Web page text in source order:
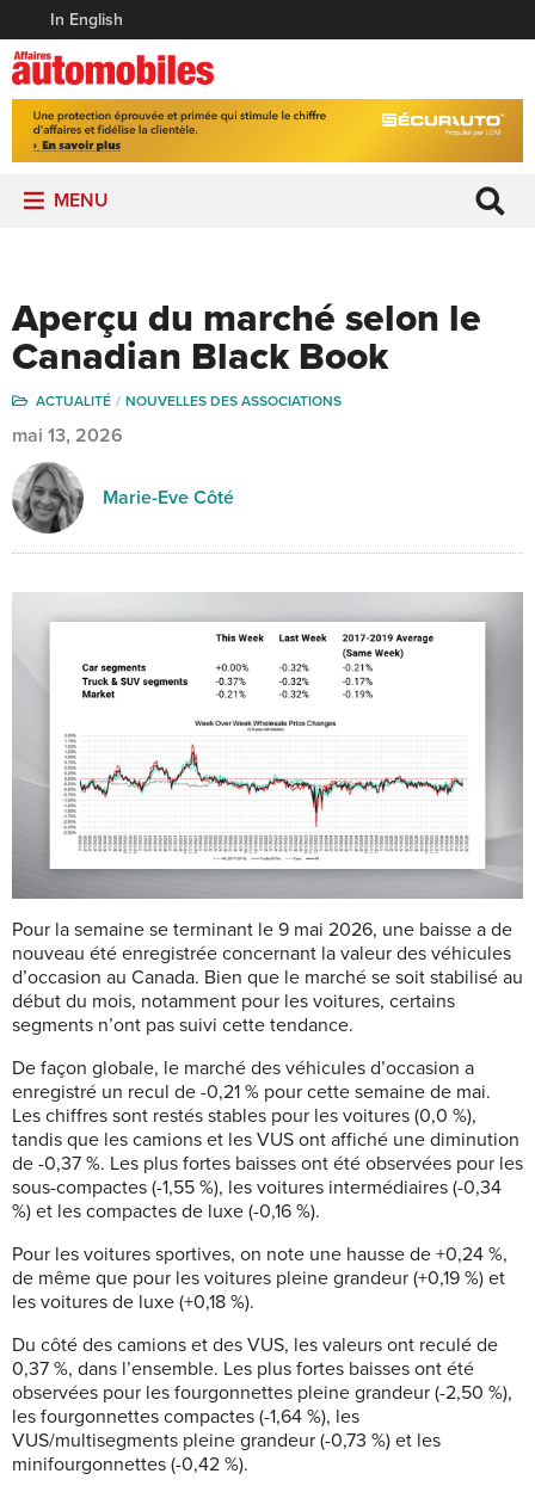
In English
MENU
Aperçu du marché selon le
Canadian Black Book
ACTUALITÉ NOUVELLES DES ASSOCIATIONS
mai 13, 2026
Marie-Eve Côté
Pour la semaine se terminant le 9 mai 2026, une baisse a de
nouveau été enregistrée concernant la valeur des véhicules
d’occasion au Canada. Bien que le marché se soit stabilisé au
début du mois, notamment pour les voitures, certains
segments n’ont pas suivi cette tendance.
De façon globale, le marché des véhicules d’occasion a
enregistré un recul de -0,21 % pour cette semaine de mai.
Les chiffres sont restés stables pour les voitures (0,0 %),
tandis que les camions et les VUS ont affiché une diminution
de -0,37 %. Les plus fortes baisses ont été observées pour les
sous-compactes (-1,55 %), les voitures intermédiaires (-0,34
%) et les compactes de luxe (-0,16 %).
Pour les voitures sportives, on note une hausse de +0,24 %,
de même que pour les voitures pleine grandeur (+0,19 %) et
les voitures de luxe (+0,18 %).
Du côté des camions et des VUS, les valeurs ont reculé de
0,37 %, dans l’ensemble. Les plus fortes baisses ont été
observées pour les fourgonnettes pleine grandeur (-2,50 %),
les fourgonnettes compactes (-1,64 %), les
VUS/multisegments pleine grandeur (-0,73 %) et les
minifourgonnettes (-0,42 %).